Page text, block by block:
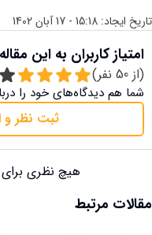
تاریخ ایجاد: 15:18 - 17 آبان 1402
امتیاز کاربران به این مقاله
(از 50 نفر)
شما هم دیدگاه‌های خود را
ثبت نظر و
هیچ نظری برای
مقالات مرتبط